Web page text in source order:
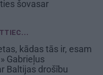
šovasar
kādas tās ir, esam
Gabrieļus
Baltijas drošību